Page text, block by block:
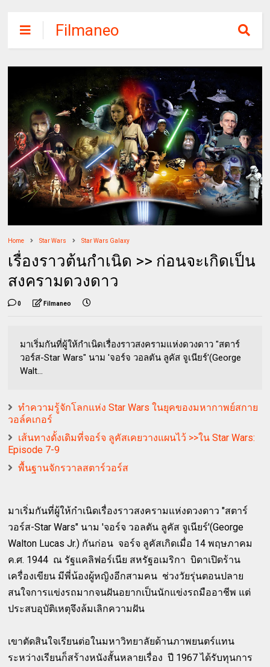
Filmaneo
Home Star Wars Star Wars Galaxy
เรื่องราวต้นกำเนิด >> ก่อนจะเกิดเป็น
สงครามดวงดาว
0 Filmaneo
มาเริ่มกันที่ผู้ให้กำเนิดเรื่องราวสงครามแห่งดวงดาว "สตาร์
วอร์ส-Star Wars" นาม 'จอร์จ วอลตัน ลูคัส จูเนียร์'(George
Walt...
ทำความรู้จักโลกแห่ง Star Wars ในยุคของมหากาพย์สกาย
วอล์คเกอร์
เส้นทางดั้งเดิมที่จอร์จ ลูคัสเคยวางแผนไว้ >>ใน Star Wars:
Episode 7-9
พื้นฐานจักรวาลสตาร์วอร์ส
มาเริ่มกันที่ผู้ให้กำเนิดเรื่องราวสงครามแห่งดวงดาว "สตาร์
วอร์ส-Star Wars" นาม 'จอร์จ วอลตัน ลูคัส จูเนียร์'(George
Walton Lucas Jr.) กันก่อน จอร์จ ลูคัสเกิดเมื่อ 14 พฤษภาคม
ค.ศ. 1944 ณ รัฐแคลิฟอร์เนีย สหรัฐอเมริกา บิดาเปิดร้าน
เครื่องเขียน มีพี่น้องผู้หญิงอีกสามคน ช่วงวัยรุ่นตอนปลาย
สนใจการแข่งรถมากจนฝันอยากเป็นนักแข่งรถมืออาชีพ แต่
ประสบอุบัติเหตุจึงล้มเลิกความฝัน
เขาตัดสินใจเรียนต่อในมหาวิทยาลัยด้านภาพยนตร์แทน
ระหว่างเรียนก็สร้างหนังสั้นหลายเรื่อง ปี 1967 ได้รับทุนการ